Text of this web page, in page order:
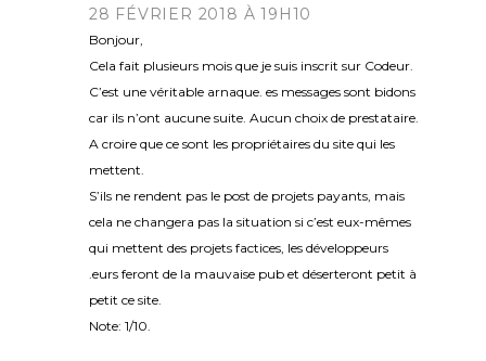
28 FÉVRIER 2018 À 19H10
Bonjour,
Cela fait plusieurs mois que je suis inscrit sur Codeur.
C’est une véritable arnaque. es messages sont bidons
car ils n’ont aucune suite. Aucun choix de prestataire.
A croire que ce sont les propriétaires du site qui les
mettent.
S’ils ne rendent pas le post de projets payants, mais
cela ne changera pas la situation si c’est eux-mêmes
qui mettent des projets factices, les développeurs
.eurs feront de la mauvaise pub et déserteront petit à
petit ce site.
Note: 1/10.